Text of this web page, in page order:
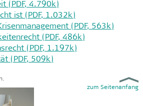
(PDF, 4.790k)
ist (PDF, 1.032k)
(PDF, 563k)
(PDF, 486k)
(PDF, 1.197k)
(PDF, 509k)
zum Seitenanfang